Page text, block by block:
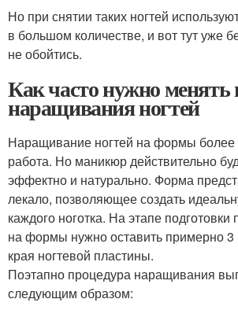
Но при снятии таких ногтей
в большом количестве, и вот тут уже
не обойтись.
Как часто нужно менять
наращивания ногтей
Наращивание ногтей на формы более
работа. Но маникюр действительно
эффектно и натурально. Форма
лекало, позволяющее создать
каждого ноготка. На этапе
на формы нужно оставить примерно
края ногтевой пластины.
Поэтапно процедура наращивания
следующим образом: